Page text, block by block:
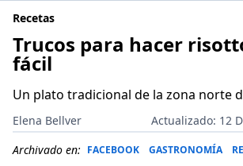
Recetas
Trucos para hacer
fácil
Un plato tradicional de la zona norte
Elena Bellver
Actualizado: 12
Archivado en: FACEBOOK GASTRONOMÍA